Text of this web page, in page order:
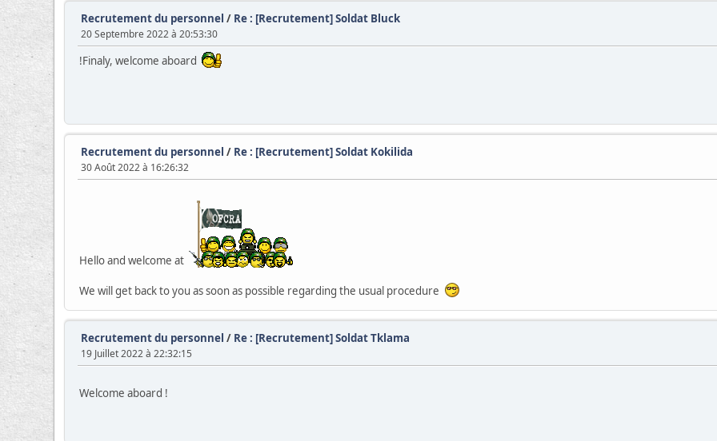
Recrutement du personnel / Re : [Recrutement] Soldat Bluck
20 Septembre 2022 à 20:53:30
!Finaly, welcome aboard
Recrutement du personnel / Re : [Recrutement] Soldat Kokilida
30 Août 2022 à 16:26:32
Hello and welcome at
We will get back to you as soon as possible regarding the usual procedure
Recrutement du personnel / Re : [Recrutement] Soldat Tklama
19 Juillet 2022 à 22:32:15
Welcome aboard !